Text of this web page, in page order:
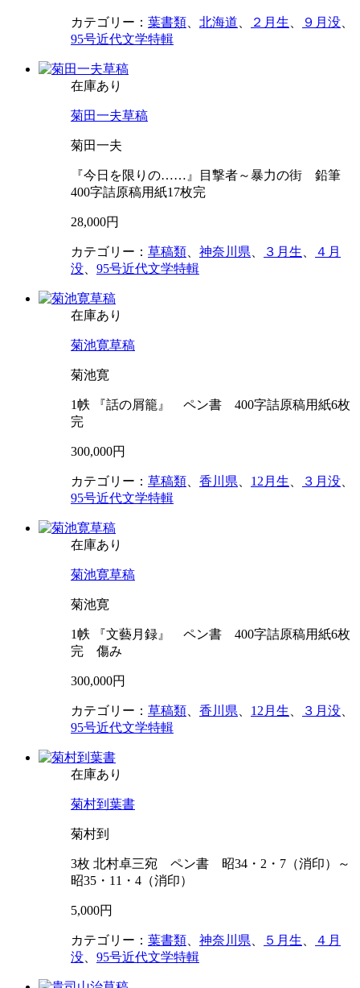
カテゴリー： 葉書類 北海道 ２月生 ９月没
95号近代文学特輯
在庫あり
菊田一夫草稿
菊田一夫
『今日を限りの……』目撃者～暴力の街 鉛筆
400字詰原稿用紙17枚完
28,000円
カテゴリー： 草稿類 神奈川県 ３月生
４月
没
95号近代文学特輯
在庫あり
菊池寛草稿
菊池寛
1帙 『話の屑籠』 ペン書 400字詰原稿用紙6枚
完
300,000円
カテゴリー： 草稿類 香川県 12月生 ３月没
95号近代文学特輯
在庫あり
菊池寛草稿
菊池寛
1帙 『文藝月録』 ペン書 400字詰原稿用紙6枚
完 傷み
300,000円
カテゴリー： 草稿類 香川県 12月生 ３月没
95号近代文学特輯
在庫あり
菊村到葉書
菊村到
3枚 北村卓三宛 ペン書 昭34・2・7（消印）～
昭35・11・4（消印）
5,000円
カテゴリー： 葉書類 神奈川県 ５月生
４月
没
95号近代文学特輯